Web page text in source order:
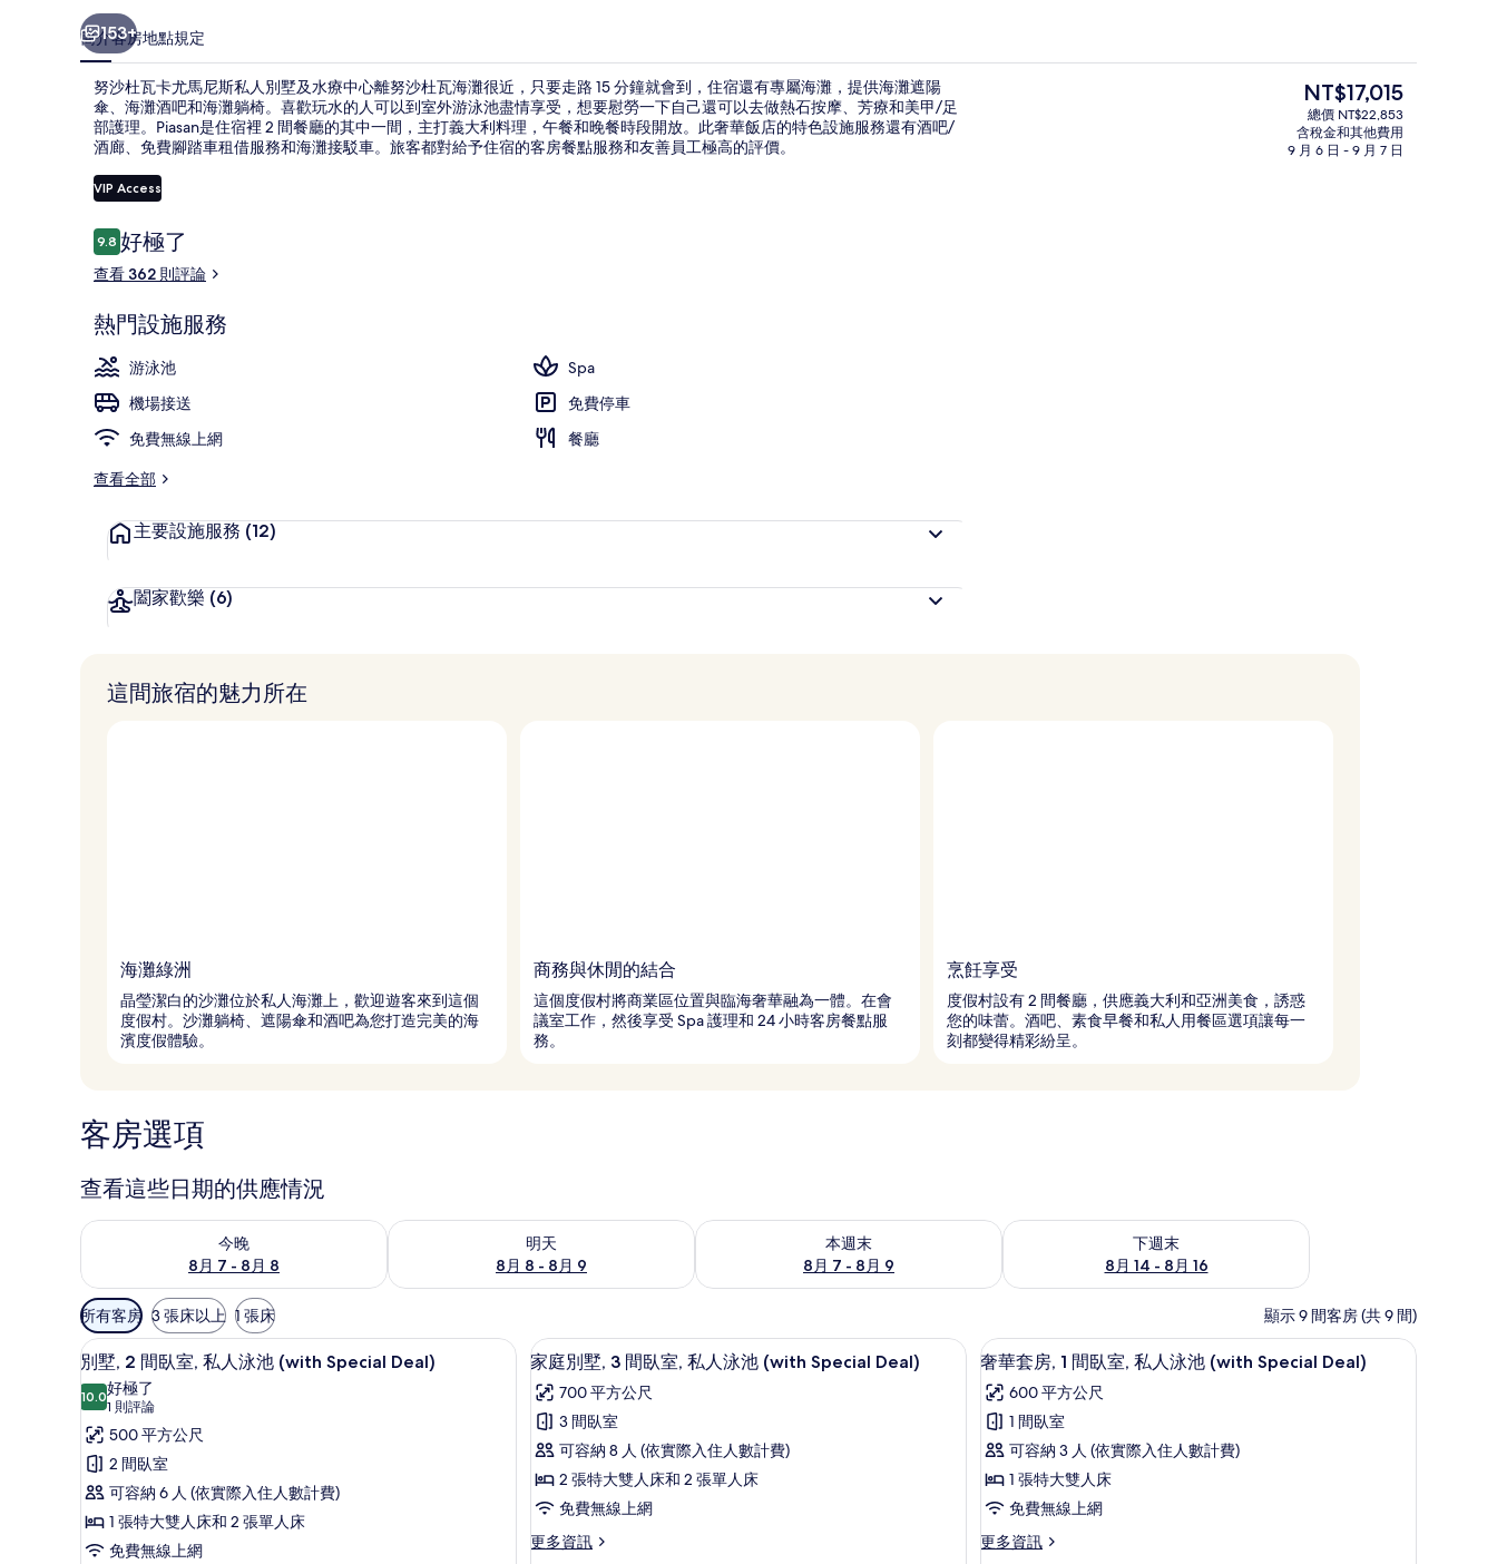
水
療
中
心
的
相
片
集
私人海灘、白沙、免費海灘接駁車、
153+
簡介客房地點規定
努沙杜瓦卡尤馬尼斯私人別墅及水療中心離努沙杜瓦海灘很近，只要走路 15 分鐘就會到，住宿還有專屬海灘，提供海灘遮陽
傘、海灘酒吧和海灘躺椅。喜歡玩水的人可以到室外游泳池盡情享受，想要慰勞一下自己還可以去做熱石按摩、芳療和美甲/足
部護理。Piasan是住宿裡 2 間餐廳的其中一間，主打義大利料理，午餐和晚餐時段開放。此奢華飯店的特色設施服務還有酒吧/
酒廊、免費腳踏車租借服務和海灘接駁車。旅客都對給予住宿的客房餐點服務和友善員工極高的評價。
VIP Access
評
論
9.89.8 分，滿分 10 分，
好極了
查看 362 則評論
熱門設施服務
游泳池
Spa
機場接送
免費停車
免費無線上網
餐廳
查看全部
主要設施服務 (12)
闔家歡樂 (6)
目
前
的
價
NT$17,015
總價 NT$22,853
含稅金和其他費用
9 月 6 日 - 9 月 7 日
這間旅宿的魅力所在
海灘綠洲
晶瑩潔白的沙灘位於私人海灘上，歡迎遊客來到這個
度假村。沙灘躺椅、遮陽傘和酒吧為您打造完美的海
濱度假體驗。
商務與休閒的結合
這個度假村將商業區位置與臨海奢華融為一體。在會
議室工作，然後享受 Spa 護理和 24 小時客房餐點服
務。
烹飪享受
度假村設有 2 間餐廳，供應義大利和亞洲美食，誘惑
您的味蕾。酒吧、素食早餐和私人用餐區選項讓每一
刻都變得精彩紛呈。
客房選項
查看這些日期的供應情況
今晚
8月 7 - 8月 8
查看今晚 (8月 7 - 8月 8) 的供應情況
明天
8月 8 - 8月 9
查看明天 (8月 8 - 8月 9) 的供應情況
本週末
8月 7 - 8月 9
查看本週末 (8月 7 - 8月 9) 的供應情況
下週末
8月 14 - 8月 16
查看下週末 (8月 14 - 8月 16) 的供應情況
可
用
的
客
房
篩
選
條
件
所有客房 3 張床以上 1 張床 顯示 9 間客房 (共 9 間)
顯
示
別
墅,
2
間
臥
室,
別墅, 2 間臥室, 私人泳池 (with Special Deal) | 露台/庭院
15
別墅, 2 間臥室, 私人泳池 (with Special Deal)
10.010.0 分，滿分 10 分
好極了
1 則評論
(1
則
評
論)
500 平方公尺
2 間臥室
可容納 6 人 (依實際入住人數計費)
1 張特大雙人床和 2 張單人床
免費無線上網
顯
示
家
庭
別
墅,
間
家庭別墅, 3 間臥室, 私人泳池 (with Special Deal) | 花園景
18
家庭別墅, 3 間臥室, 私人泳池 (with Special Deal)
700 平方公尺
3 間臥室
可容納 8 人 (依實際入住人數計費)
2 張特大雙人床和 2 張單人床
免費無線上網
更多資訊
更
顯
示
奢
華
套
房,
間
奢華套房, 1 間臥室, 私人泳池 (with Special
24
奢華套房, 1 間臥室, 私人泳池 (with Special Deal)
600 平方公尺
1 間臥室
可容納 3 人 (依實際入住人數計費)
1 張特大雙人床
免費無線上網
更多資訊
更